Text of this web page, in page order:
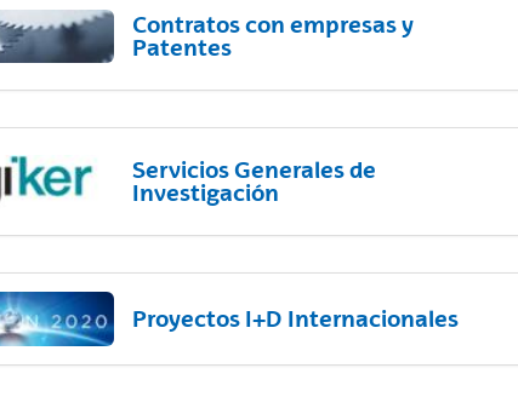
Contratos con empresas y
Patentes
Servicios Generales de
Investigación
Proyectos I+D Internacionales